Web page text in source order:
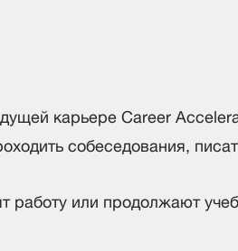
карьере Career
собеседования,
работу или продолжают